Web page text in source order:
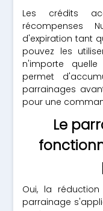
Les crédits
récompenses
d'expiration tant
pouvez les
n'importe
permet
parrainages
pour une
Le
Oui, la
parrainage